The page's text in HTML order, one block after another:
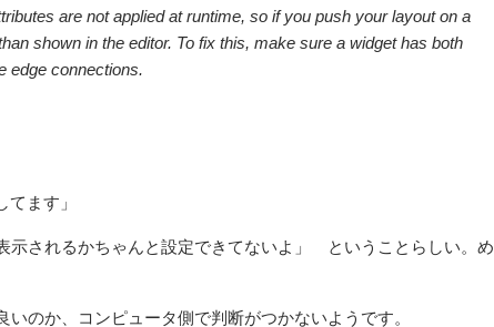
are not applied at runtime, so if you push your layout on a
shown in the editor. To fix this, make sure a widget has both
edge connections.
ます」
示されるかちゃんと設定できてないよ」 ということらしい。め
のか、コンピュータ側で判断がつかないようです。